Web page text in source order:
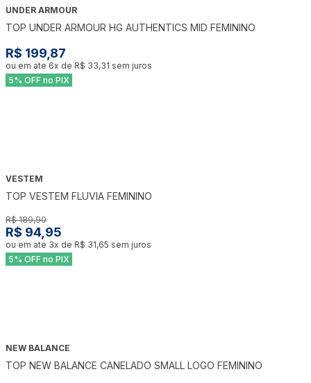
UNDER ARMOUR
TOP UNDER ARMOUR HG AUTHENTICS MID FEMININO
R$ 199,87
ou em ate 6x de R$ 33,31 sem juros
5% OFF no PIX
VESTEM
TOP VESTEM FLUVIA FEMININO
R$ 189,90
R$ 94,95
ou em ate 3x de R$ 31,65 sem juros
5% OFF no PIX
NEW BALANCE
TOP NEW BALANCE CANELADO SMALL LOGO FEMININO